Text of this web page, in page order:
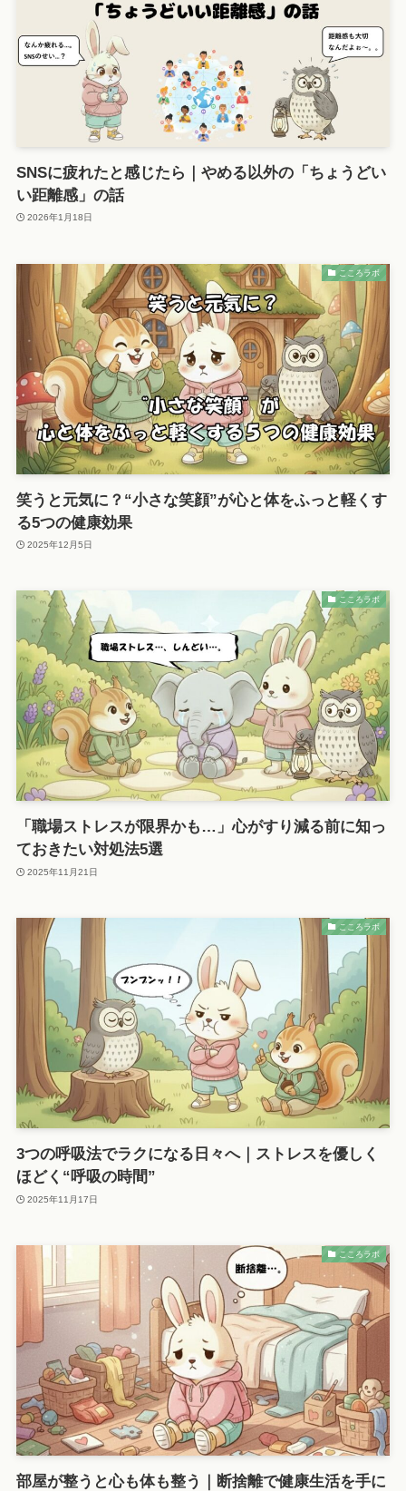
SNSに疲れたと感じたら｜やめる以外の「ちょうどい
い距離感」の話
2026年1月18日
こころラボ
笑うと元気に？“小さな笑顔”が心と体をふっと軽くす
る5つの健康効果
2025年12月5日
こころラボ
「職場ストレスが限界かも…」心がすり減る前に知っ
ておきたい対処法5選
2025年11月21日
こころラボ
3つの呼吸法でラクになる日々へ｜ストレスを優しく
ほどく“呼吸の時間”
2025年11月17日
こころラボ
部屋が整うと心も体も整う｜断捨離で健康生活を手に